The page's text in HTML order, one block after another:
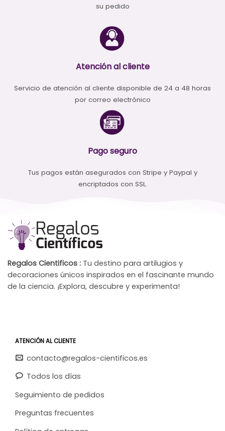
su pedido
Atención al cliente
Servicio de atención al cliente disponible de 24 a 48 horas
por correo electrónico
Pago seguro
Tus pagos están asegurados con Stripe y Paypal y
encriptados con SSL.
Regalos Cientificos : Tu destino para artilugios y
decoraciones únicos inspirados en el fascinante mundo
de la ciencia. ¡Explora, descubre y experimenta!
ATENCIÓN AL CLIENTE
contacto@regalos-cientificos.es
Todos los días
Seguimiento de pedidos
Preguntas frecuentes